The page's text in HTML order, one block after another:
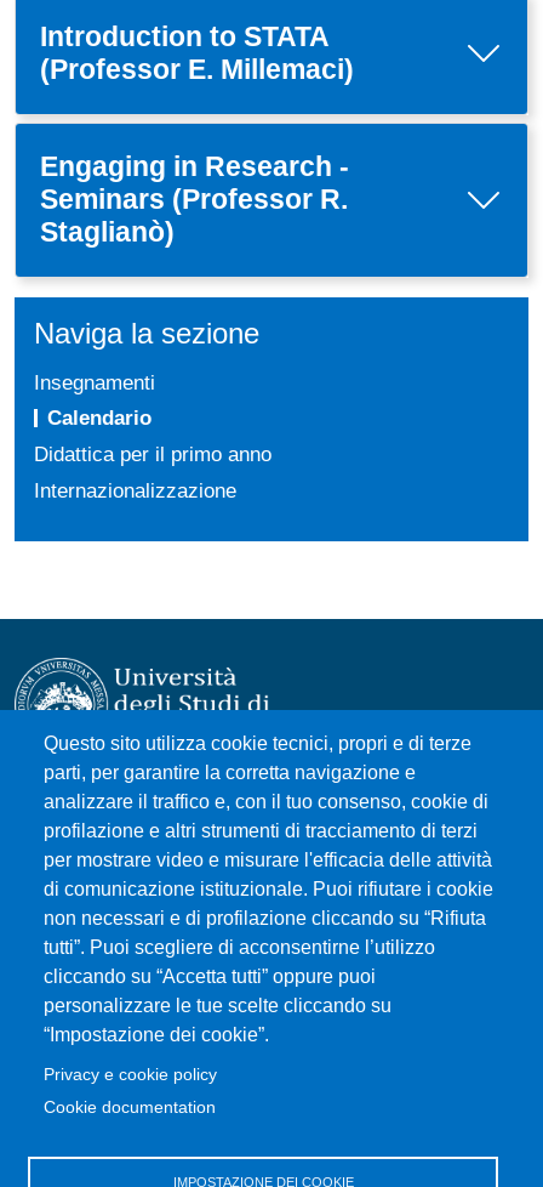
Introduction to STATA
(Professor E. Millemaci)
Engaging in Research -
Seminars (Professor R.
Staglianò)
Naviga la sezione
Insegnamenti
Calendario
Didattica per il primo anno
Internazionalizzazione
Questo sito utilizza cookie tecnici, propri e di terze
parti, per garantire la corretta navigazione e
analizzare il traffico e, con il tuo consenso, cookie di
profilazione e altri strumenti di tracciamento di terzi
per mostrare video e misurare l'efficacia delle attività
di comunicazione istituzionale. Puoi rifiutare i cookie
non necessari e di profilazione cliccando su “Rifiuta
tutti”. Puoi scegliere di acconsentirne l’utilizzo
cliccando su “Accetta tutti” oppure puoi
personalizzare le tue scelte cliccando su
“Impostazione dei cookie”.
Privacy e cookie policy
Cookie documentation
IMPOSTAZIONE DEI COOKIE
Università degli Studi di Messina
Piazza Pugliatti, 1 - 98122 Messina
Cod. Fiscale 80004070837
P.IVA 00724160833
Centralino: 090 676 1
MENÙ SOCIAL
MENÙ FOOTER 1
Accessibilità
Mappa del sito
Privacy e cookie policy